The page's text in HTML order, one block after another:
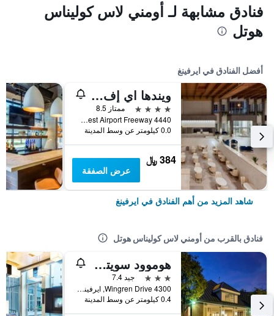
فنادق مشابهة لـ أومني لاس كوليناس
هوتل
أفضل الفنادق في ايرفينغ
ويندها اي إف دبيب ايربورت
4 نجوم
ممتاز 8.5
4440 West Airport Freeway, ايرفينغ, TX, الولايات المتحدة الأميريكية
0.0 كيلومتر عن وسط المدينة
384 ﷼
عرض الصفقة
شاهد المزيد من أهم الفنادق في ايرفينغ
فنادق بالقرب من أومني لاس كوليناس هوتل
هوموود سويتس باي هيلتون دالاس-إرفينج
3 نجوم
جيد 7.4
4300 Wingren Drive, ايرفينغ, TX, الولايات المتحدة الأميريكية
0.4 كيلومتر عن وسط المدينة